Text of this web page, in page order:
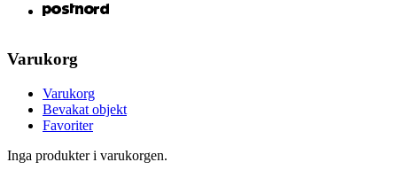
Varukorg
Varukorg
Bevakat objekt
Favoriter
Inga produkter i varukorgen.